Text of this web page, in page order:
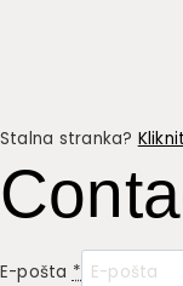
Stalna stranka?
E-pošta *